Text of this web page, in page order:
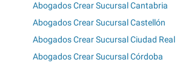
Abogados Crear Sucursal Cantabria
Abogados Crear Sucursal Castellón
Abogados Crear Sucursal Ciudad Real
Abogados Crear Sucursal Córdoba